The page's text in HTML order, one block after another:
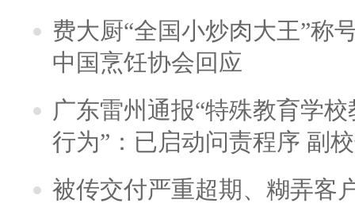
费大厨“全国小炒肉大王”称
中国烹饪协会回应
广东雷州通报“特殊教育学
行为”：已启动问责程序 副
被传交付严重超期、糊弄客